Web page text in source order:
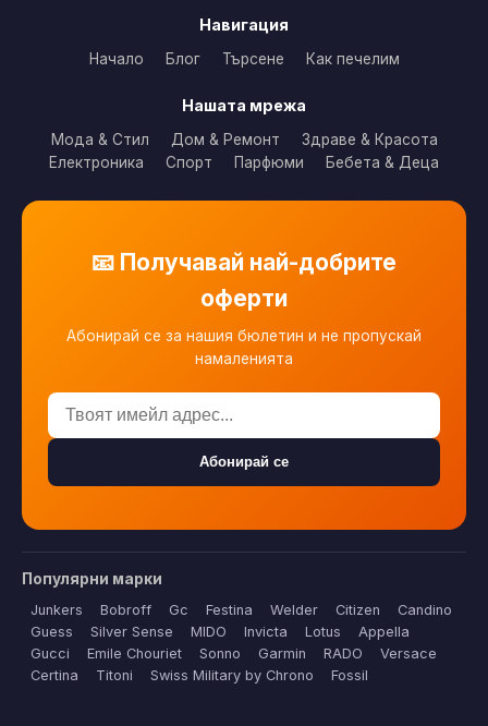
Навигация
Начало Блог Търсене Как печелим
Нашата мрежа
Мода & Стил Дом & Ремонт
Здраве & Красота
Електроника
Спорт Парфюми Бебета & Деца
📧 Получавай най-добрите
оферти
Абонирай се за нашия бюлетин и не пропускай
намаленията
Абонирай се
Популярни марки
Junkers Bobroff Gc Festina Welder Citizen
Candino
Guess
Silver Sense MIDO Invicta Lotus
Appella
Gucci
Emile Chouriet Sonno Garmin RADO
Versace
Certina
Titoni Swiss Military by Chrono Fossil